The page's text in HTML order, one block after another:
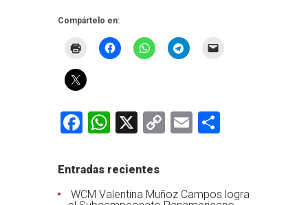
Compártelo en:
Facebook
WhatsApp
X
CopyEmail
Entradas recientes
WCM Valentina Muñoz Campos logra